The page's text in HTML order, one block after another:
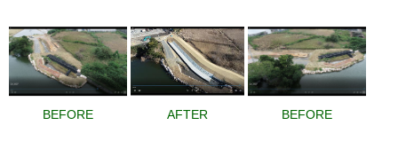
BEFORE AFTER BEFORE